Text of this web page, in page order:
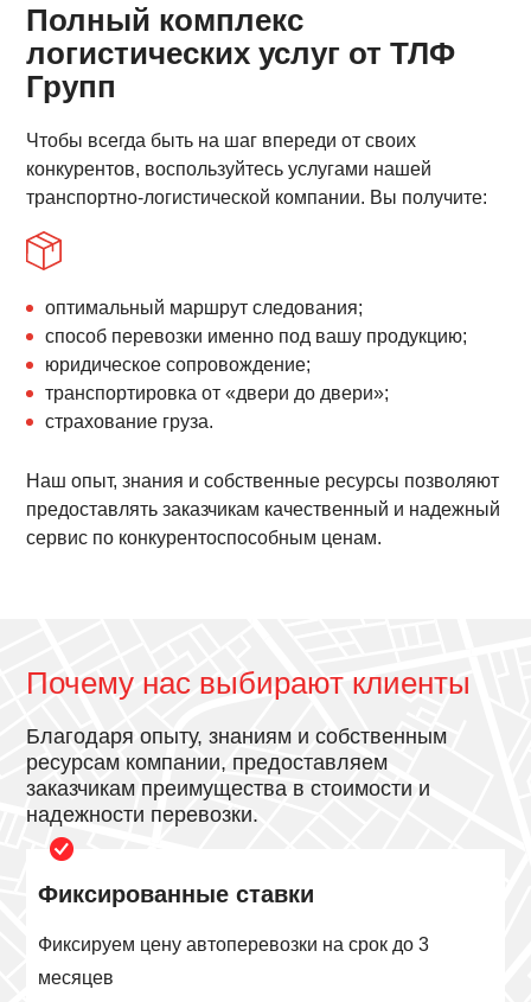
Полный комплекс
логистических услуг от ТЛФ
Групп
Чтобы всегда быть на шаг впереди от своих
конкурентов, воспользуйтесь услугами нашей
транспортно-логистической компании. Вы получите:
оптимальный маршрут следования;
способ перевозки именно под вашу продукцию;
юридическое сопровождение;
транспортировка от «двери до двери»;
страхование груза.
Наш опыт, знания и собственные ресурсы позволяют
предоставлять заказчикам качественный и надежный
сервис по конкурентоспособным ценам.
Почему нас выбирают клиенты
Благодаря опыту, знаниям и собственным
ресурсам компании, предоставляем
заказчикам преимущества в стоимости и
надежности перевозки.
Фиксированные ставки
Фиксируем цену автоперевозки на срок до 3
месяцев